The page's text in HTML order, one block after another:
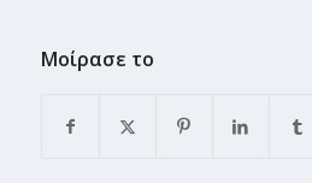
Μοίρασε το